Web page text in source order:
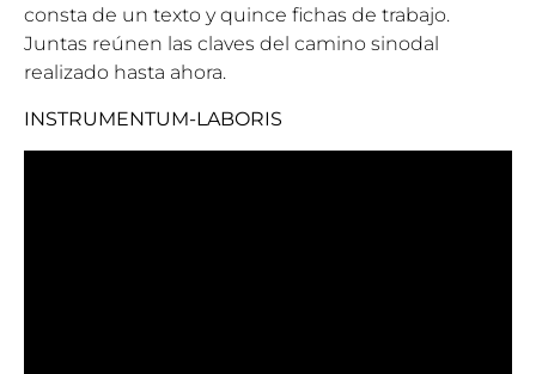
consta de un texto y quince fichas de trabajo.
Juntas reúnen las claves del camino sinodal
realizado hasta ahora.
INSTRUMENTUM-LABORIS